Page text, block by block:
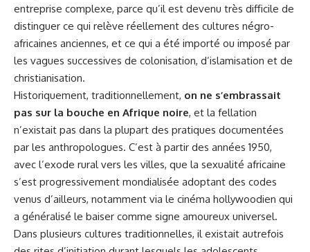
entreprise complexe, parce qu’il est devenu très difficile de
distinguer ce qui relève réellement des cultures négro-
africaines anciennes, et ce qui a été importé ou imposé par
les vagues successives de colonisation, d’islamisation et de
christianisation.
Historiquement, traditionnellement, on ne s’embrassait
pas sur la bouche en Afrique noire, et la fellation
n’existait pas dans la plupart des pratiques documentées
par les anthropologues. C’est à partir des années 1950,
avec l’exode rural vers les villes, que la sexualité africaine
s’est progressivement mondialisée adoptant des codes
venus d’ailleurs, notamment via le cinéma hollywoodien qui
a généralisé le baiser comme signe amoureux universel.
Dans plusieurs cultures traditionnelles, il existait autrefois